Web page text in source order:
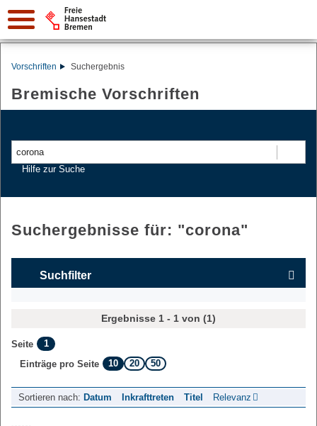
Vorschriften Suchergebnis
Bremische Vorschriften
Hilfe zur Suche
Suchergebnisse für: "corona"
Suchfilter
Ergebnisse 1 - 1 von (1)
Seite
1
Einträge pro Seite
10 20 50
Sortieren nach: Datum Inkrafttreten Titel Relevanz